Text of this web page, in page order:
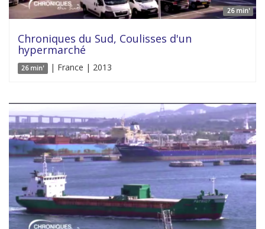
26 min'
Chroniques du Sud, Coulisses d'un
hypermarché
26 min' | France | 2013